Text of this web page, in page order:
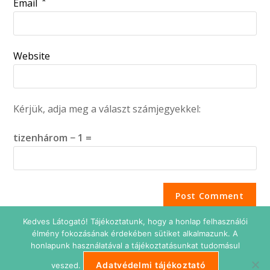
Email
Website
Kérjük, adja meg a választ számjegyekkel:
tizenhárom − 1 =
Kedves Látogató! Tájékoztatunk, hogy a honlap felhasználói
élmény fokozásának érdekében sütiket alkalmazunk. A
honlapunk használatával a tájékoztatásunkat tudomásul
veszed. Adatvédelmi tájékoztató